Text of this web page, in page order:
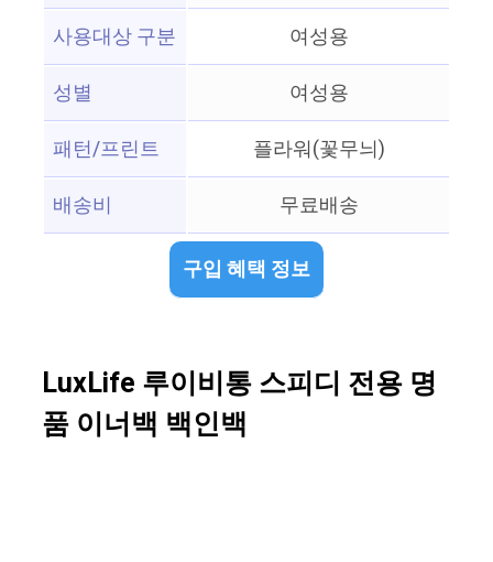
사용대상 구분
여성용
성별
여성용
패턴/프린트
플라워(꽃무늬)
배송비
무료배송
구입 혜택 정보
LuxLife 루이비통 스피디 전용 명
품 이너백 백인백